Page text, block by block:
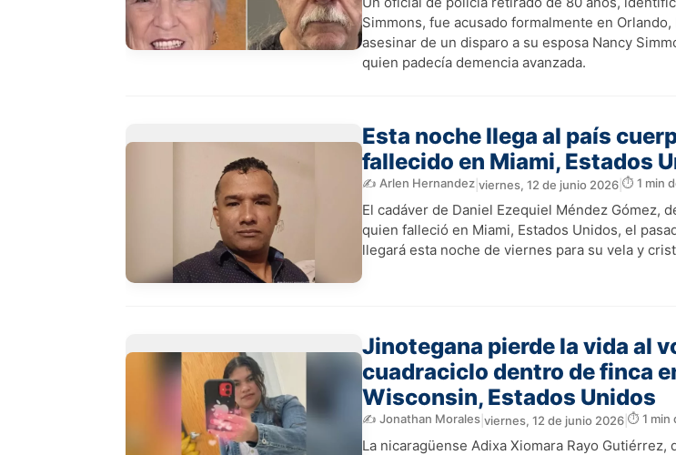
Simmons, fue acusado formalmente en Orlando,
asesinar de un disparo a su esposa Nancy
quien padecía demencia avanzada.
Esta noche llega al país
fallecido en Miami, Estados
✍️ Arlen Hernandez viernes, 12 de junio 2026 ⏱️ 1 min
El cadáver de Daniel Ezequiel Méndez Gómez,
quien falleció en Miami, Estados Unidos, el
llegará esta noche de viernes para su vela y
Jinotegana pierde la vida al
cuadraciclo dentro de finca
Wisconsin, Estados Unidos
✍️ Jonathan Morales viernes, 12 de junio 2026 ⏱️ 1 min
La nicaragüense Adixa Xiomara Rayo Gutiérrez,